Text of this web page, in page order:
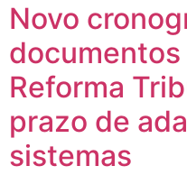
Novo
Reforma
prazo de
sistemas